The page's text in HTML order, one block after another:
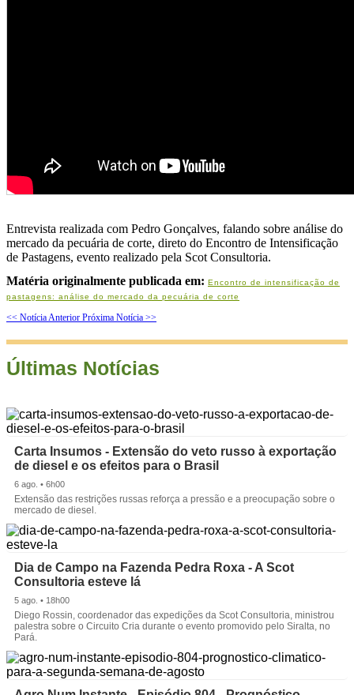
Entrevista realizada com Pedro Gonçalves, falando sobre análise do
mercado da pecuária de corte, direto do Encontro de Intensificação
de Pastagens, evento realizado pela Scot Consultoria.
Matéria originalmente publicada em: Encontro de intensificação de
pastagens: análise do mercado da pecuária de corte
<< Notícia Anterior Próxima Notícia >>
Últimas Notícias
Carta Insumos - Extensão do veto russo à exportação
de diesel e os efeitos para o Brasil
6 ago. • 6h00
Extensão das restrições russas reforça a pressão e a preocupação sobre o
mercado de diesel.
Dia de Campo na Fazenda Pedra Roxa - A Scot
Consultoria esteve lá
5 ago. • 18h00
Diego Rossin, coordenador das expedições da Scot Consultoria, ministrou
palestra sobre o Circuito Cria durante o evento promovido pelo Siralta, no
Pará.